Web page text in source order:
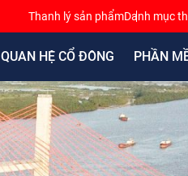
Thanh lý sản phẩmDanh mục
QUAN HỆ CỔ ĐÔNG PHẦN